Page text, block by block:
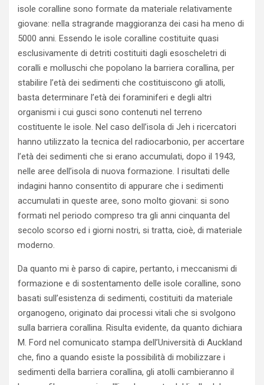
isole coralline sono formate da materiale relativamente
giovane: nella stragrande maggioranza dei casi ha meno di
5000 anni. Essendo le isole coralline costituite quasi
esclusivamente di detriti costituiti dagli esoscheletri di
coralli e molluschi che popolano la barriera corallina, per
stabilire l’età dei sedimenti che costituiscono gli atolli,
basta determinare l’età dei foraminiferi e degli altri
organismi i cui gusci sono contenuti nel terreno
costituente le isole. Nel caso dell’isola di Jeh i ricercatori
hanno utilizzato la tecnica del radiocarbonio, per accertare
l’età dei sedimenti che si erano accumulati, dopo il 1943,
nelle aree dell’isola di nuova formazione. I risultati delle
indagini hanno consentito di appurare che i sedimenti
accumulati in queste aree, sono molto giovani: si sono
formati nel periodo compreso tra gli anni cinquanta del
secolo scorso ed i giorni nostri, si tratta, cioè, di materiale
moderno.
Da quanto mi è parso di capire, pertanto, i meccanismi di
formazione e di sostentamento delle isole coralline, sono
basati sull’esistenza di sedimenti, costituiti da materiale
organogeno, originato dai processi vitali che si svolgono
sulla barriera corallina. Risulta evidente, da quanto dichiara
M. Ford nel comunicato stampa dell’Università di Auckland
che, fino a quando esiste la possibilità di mobilizzare i
sedimenti della barriera corallina, gli atolli cambieranno il